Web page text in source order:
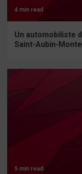
4 min read
Un automobiliste
Saint-Aubin-
5 min read